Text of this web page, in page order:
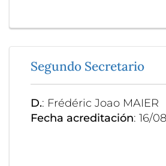
Segundo Secretario
D.: Frédéric Joao MAIER
Fecha acreditación: 16/